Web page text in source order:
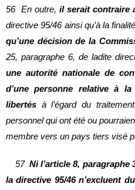
56 En outre, il serait contraire
directive 95/46 ainsi qu’à la
qu’une décision de la
25, paragraphe 6, de ladite
une autorité nationale de
d’une personne relative à
libertés à l’égard du
personnel qui ont été ou
membre vers un pays tiers visé
57Ni l’article 8, paragraphe
la directive 95/46 n’excluent